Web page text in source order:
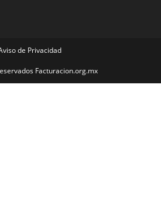
de Privacidad
Facturacion.org.mx